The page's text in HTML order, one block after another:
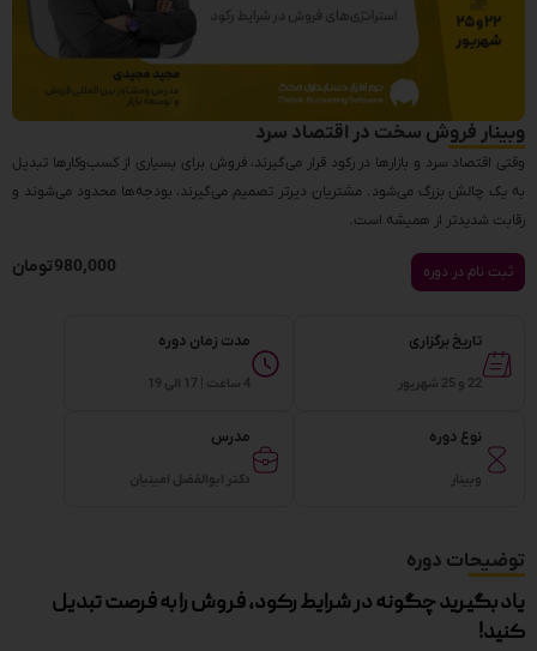
وبینار فروش سخت در اقتصاد سرد
وقتی اقتصاد سرد و بازارها در رکود قرار می‌گیرند، فروش برای بسیاری از کسب‌وکارها تبدیل
به یک چالش بزرگ می‌شود. مشتریان دیرتر تصمیم می‌گیرند، بودجه‌ها محدود می‌شوند و
رقابت شدیدتر از همیشه است.
ثبت نام در دوره 980,000تومان
تاریخ برگزاری
22 و 25 شهریور
مدت زمان دوره
4 ساعت | 17 الی 19
نوع دوره
وبینار
مدرس
دکتر ابوالفضل امینیان
توضیحات دوره
یاد بگیرید چگونه در شرایط رکود، فروش را به فرصت تبدیل
کنید!